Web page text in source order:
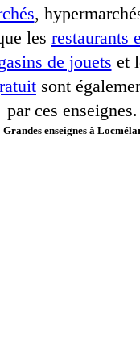
,
les restaurants
de jouets et
sont
par ces enseignes.
Grandes enseignes à